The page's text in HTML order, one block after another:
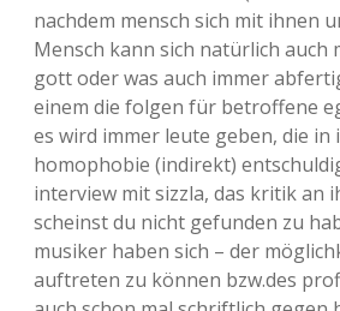
nachdem mensch sich mit ihnen
Mensch kann sich natürlich auch
gott oder was auch immer
einem die folgen für betroffene
es wird immer leute geben, die in
homophobie (indirekt)
interview mit sizzla, das kritik an
scheinst du nicht gefunden zu
musiker haben sich – der
auftreten zu können bzw.des